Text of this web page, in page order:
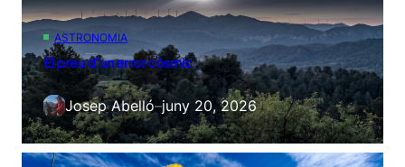
ASTRONOMIA
El preu d’un error còsmic
Josep Abelló–juny 20, 2026